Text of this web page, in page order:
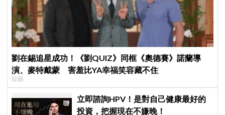
劉在錫追星成功！《劉QUIZ》同框《奧德賽》諾蘭導
演、麥特戴蒙 害羞比YA幸福笑容藏不住
綜藝
立即諮詢HPV！是對自己健康最好的
投資，把握現在不嫌晚！